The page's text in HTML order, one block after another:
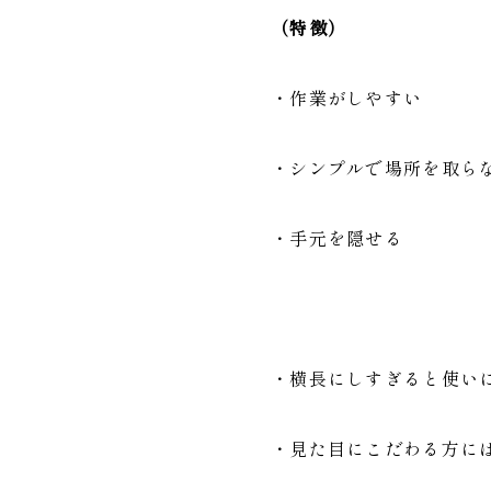
（特徴）
・作業がしやすい
・シンプルで場所を取ら
・手元を隠せる
・横長にしすぎると使い
・見た目にこだわる方に